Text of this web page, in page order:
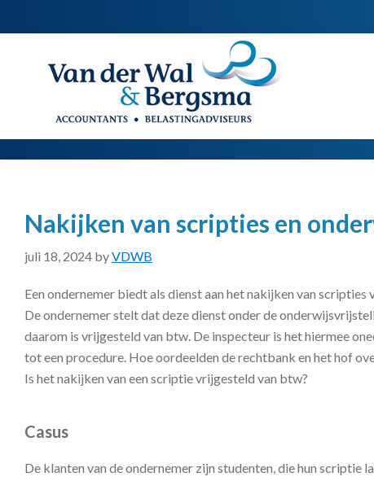
hoofdnavigatie
hoofd
voettekst
Van
der
Accountants
|
Nakijken van scripties en
juli 18, 2024 byVDWB
Een ondernemer biedt als dienst aan het nakijken van scripties
De ondernemer stelt dat deze dienst onder de
daarom is vrijgesteld van btw. De inspecteur is het hiermee
tot een procedure. Hoe oordeelden de rechtbank en het hof
Is het nakijken van een scriptie vrijgesteld van btw?
Casus
De klanten van de ondernemer zijn studenten, die hun scriptie